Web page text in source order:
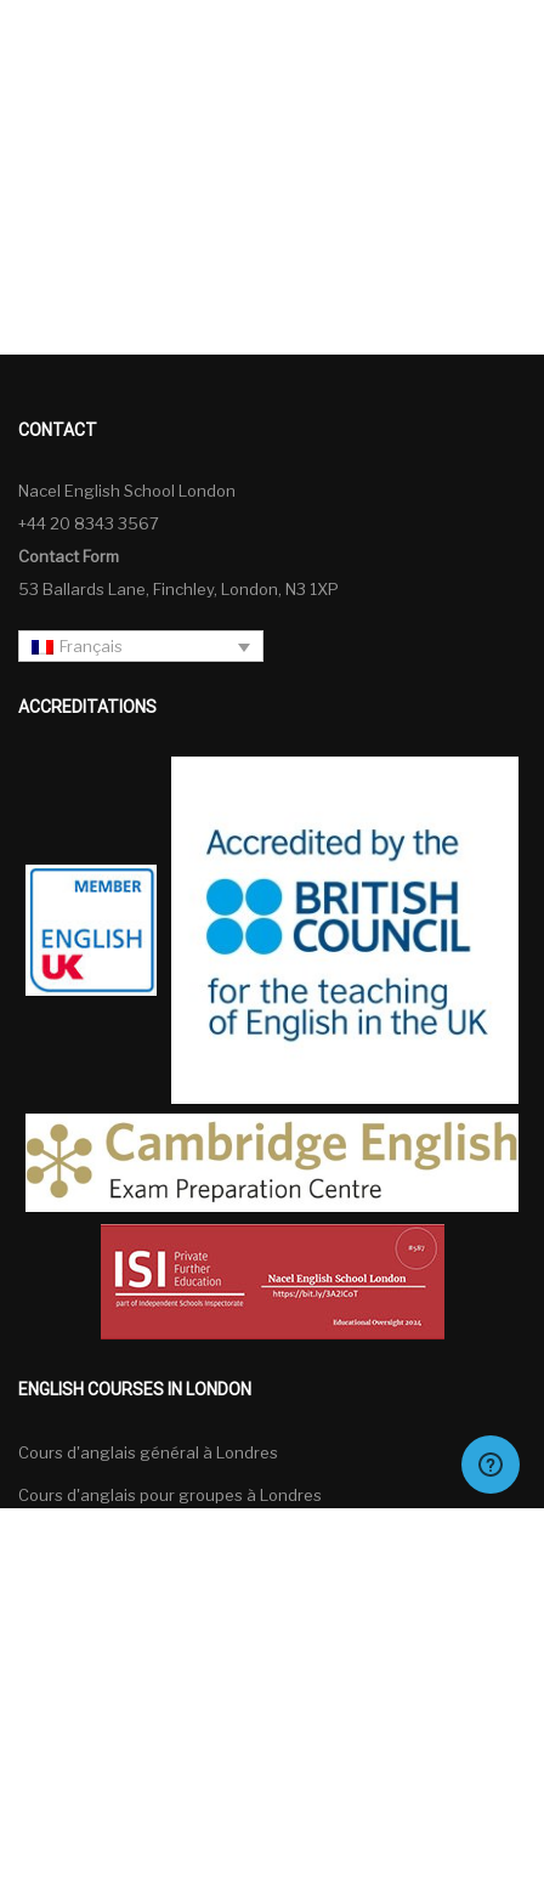
CONTACT
Nacel English School London
+44 20 8343 3567
Contact Form
53 Ballards Lane, Finchley, London, N3 1XP
Français
ACCREDITATIONS
ENGLISH COURSES IN LONDON
Cours d'anglais général à Londres
Cours d'anglais pour groupes à Londres